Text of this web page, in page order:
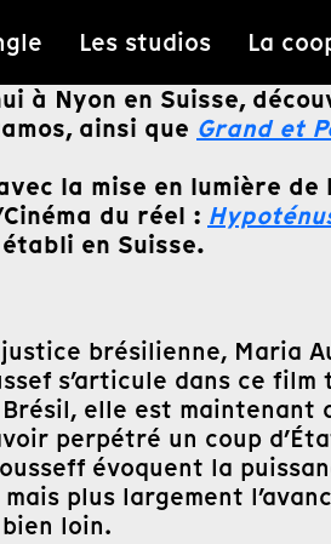
Les studios La
à Nyon en Suisse,
ainsi que Grand et
la mise en lumière de
du réel :
en Suisse.
brésilienne, Maria
s’articule dans ce
elle est maintenant
perpétré un coup
évoquent la
plus largement
bien loin.